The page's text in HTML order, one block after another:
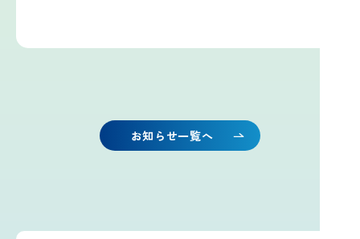
サイネージプロジェクト
プロフェッショナルのつぶやき
お知らせ一覧へ